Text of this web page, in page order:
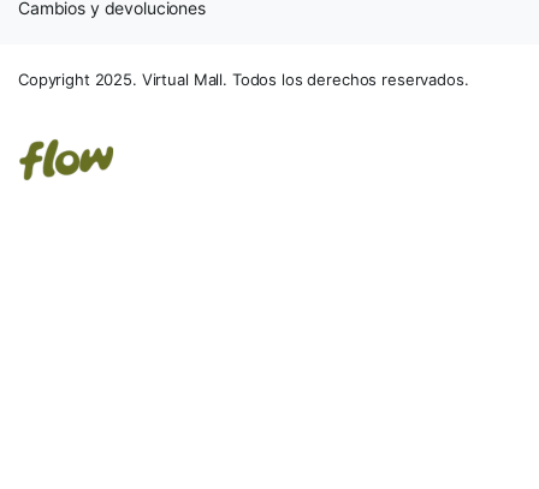
Cambios y devoluciones
Copyright 2025. Virtual Mall. Todos los derechos reservados.